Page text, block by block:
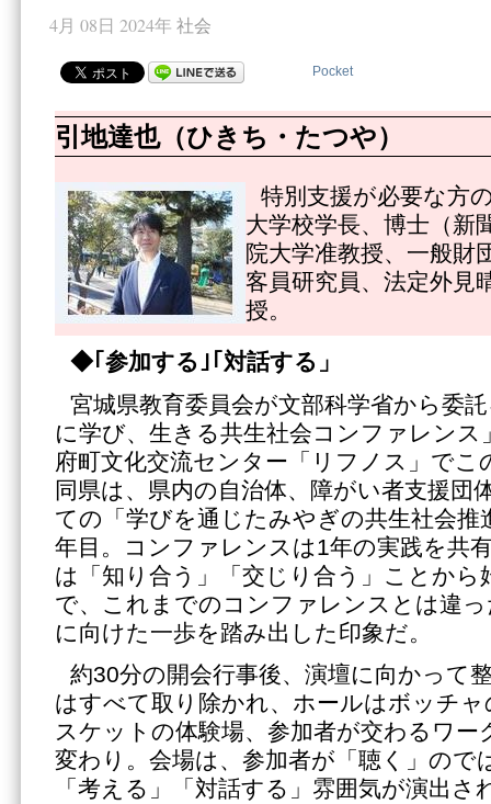
4月 08日 2024年 社会
Pocket
引地達也（ひきち・たつや）
特別支援が必要な方
大学校学長、博士（新
院大学准教授、一般財
客員研究員、法定外見
授。
◆｢参加する｣｢対話する」
宮城県教育委員会が文部科学省から委
に学び、生きる共生社会コンファレンス
府町文化交流センター「リフノス」でこ
同県は、県内の自治体、障がい者支援団
ての「学びを通じたみやぎの共生社会推
年目。コンファレンスは1年の実践を共
は「知り合う」「交じり合う」ことから
で、これまでのコンファレンスとは違
に向けた一歩を踏み出した印象だ。
約30分の開会行事後、演壇に向かって
はすべて取り除かれ、ホールはボッチ
スケットの体験場、参加者が交わるワー
変わり。会場は、参加者が「聴く」ので
「考える」「対話する」雰囲気が演出さ